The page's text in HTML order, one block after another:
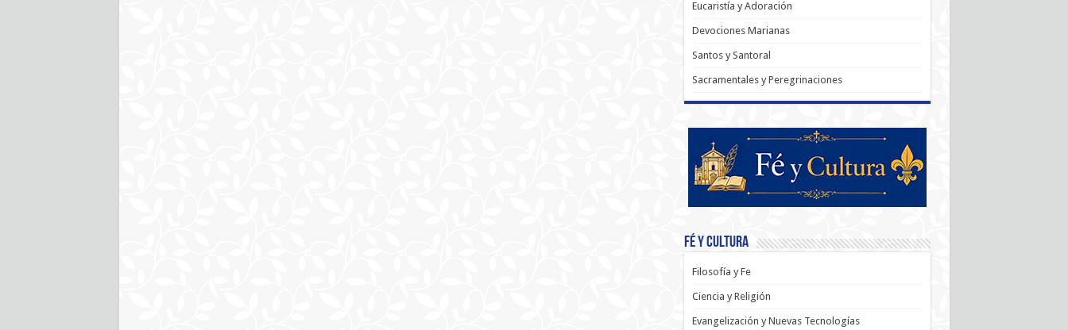
Eucaristía y Adoración
Devociones Marianas
Santos y Santoral
Sacramentales y Peregrinaciones
Fé y Cultura
Filosofía y Fe
Ciencia y Religión
Evangelización y Nuevas Tecnologías